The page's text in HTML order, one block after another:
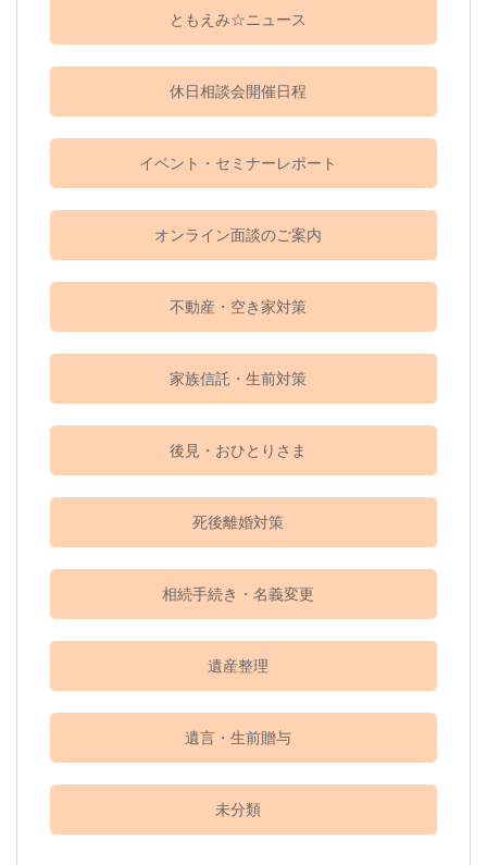
ともえみ☆ニュース
休日相談会開催日程
イベント・セミナーレポート
オンライン面談のご案内
不動産・空き家対策
家族信託・生前対策
後見・おひとりさま
死後離婚対策
相続手続き・名義変更
遺産整理
遺言・生前贈与
未分類